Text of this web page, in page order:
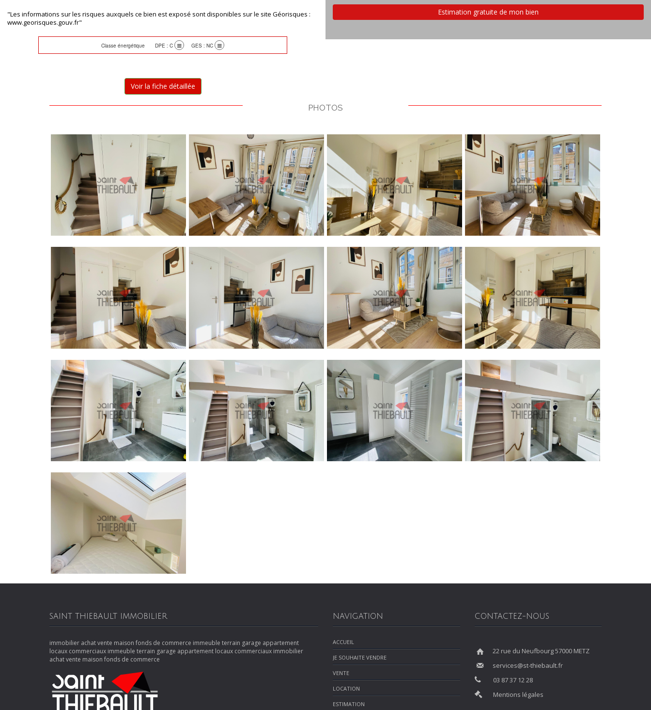
"Les informations sur les risques auxquels ce bien est exposé sont disponibles sur le site Géorisques :
www.georisques.gouv.fr"
Classe énergétique DPE : C GES : NC
Voir la fiche détaillée
Estimation gratuite de mon bien
PHOTOS
SAINT THIEBAULT IMMOBILIER
immobilier achat vente maison fonds de commerce immeuble terrain garage appartement
locaux commerciaux immeuble terrain garage appartement locaux commerciaux immobilier
achat vente maison fonds de commerce
NAVIGATION
ACCUEIL
JE SOUHAITE VENDRE
VENTE
LOCATION
ESTIMATION
CONTACTEZ-NOUS
22 rue du Neufbourg 57000 METZ
services@st-thiebault.fr
03 87 37 12 28
Mentions légales